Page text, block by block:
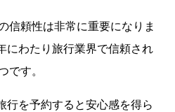
信頼性は非常に重要になりま
にわたり旅行業界で信頼され
です。
行を予約すると安心感を得ら